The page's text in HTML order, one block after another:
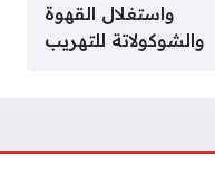
واستغلال القهوة
والشوكولاتة للتهريب